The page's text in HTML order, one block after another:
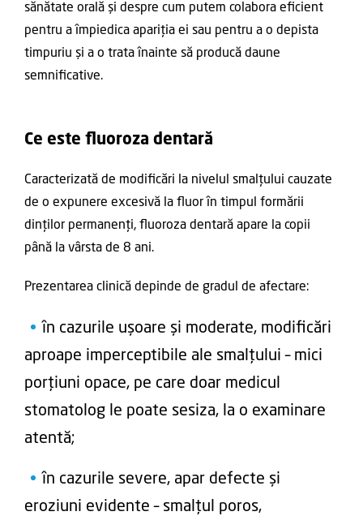
sănătate orală și despre cum putem colabora eficient
pentru a împiedica apariția ei sau pentru a o depista
timpuriu și a o trata înainte să producă daune
semnificative.
Ce este fluoroza dentară
Caracterizată de modificări la nivelul smalțului cauzate
de o expunere excesivă la fluor în timpul formării
dinților permanenți, fluoroza dentară apare la copii
până la vârsta de 8 ani.
Prezentarea clinică depinde de gradul de afectare:
în cazurile ușoare și moderate, modificări
aproape imperceptibile ale smalțului – mici
porțiuni opace, pe care doar medicul
stomatolog le poate sesiza, la o examinare
atentă;
în cazurile severe, apar defecte și
eroziuni evidente – smalțul poros,